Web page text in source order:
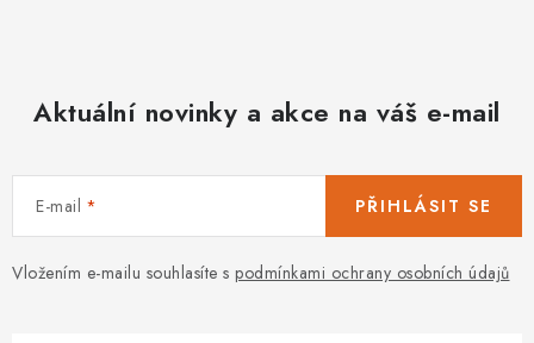
Aktuální novinky a akce na váš e-mail
E-mail
Vložením e-mailu souhlasíte s podmínkami ochrany osobních údajů
PŘIHLÁSIT SE